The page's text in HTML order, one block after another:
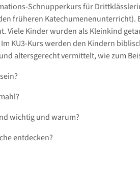
Schnupperkurs für
früheren Katechumenenunterricht).
Viele Kinder wurden als Kleinkind
KU3-Kurs werden den Kindern
altersgerecht vermittelt, wie zum
wichtig und warum?
entdecken?